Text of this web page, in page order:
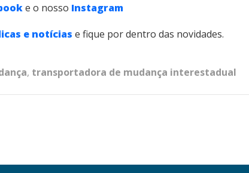
e o nosso Instagram
e notícias e fique por dentro das novidades.
, transportadora de mudança interestadual